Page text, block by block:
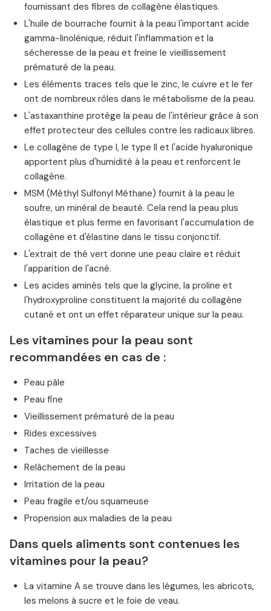
fournissant des fibres de collagène élastiques.
L'huile de bourrache fournit à la peau l'important acide
gamma-linolénique, réduit l'inflammation et la
sécheresse de la peau et freine le vieillissement
prématuré de la peau.
Les éléments traces tels que le zinc, le cuivre et le fer
ont de nombreux rôles dans le métabolisme de la peau.
L'astaxanthine protège la peau de l'intérieur grâce à son
effet protecteur des cellules contre les radicaux libres.
Le collagène de type I, le type II et l'acide hyaluronique
apportent plus d'humidité à la peau et renforcent le
collagène.
MSM (Méthyl Sulfonyl Méthane) fournit à la peau le
soufre, un minéral de beauté. Cela rend la peau plus
élastique et plus ferme en favorisant l'accumulation de
collagène et d'élastine dans le tissu conjonctif.
L'extrait de thé vert donne une peau claire et réduit
l'apparition de l'acné.
Les acides aminés tels que la glycine, la proline et
l'hydroxyproline constituent la majorité du collagène
cutané et ont un effet réparateur unique sur la peau.
Les vitamines pour la peau sont
recommandées en cas de :
Peau pâle
Peau fine
Vieillissement prématuré de la peau
Rides excessives
Taches de vieillesse
Relâchement de la peau
Irritation de la peau
Peau fragile et/ou squameuse
Propension aux maladies de la peau
Dans quels aliments sont contenues les
vitamines pour la peau?
La vitamine A se trouve dans les légumes, les abricots,
les melons à sucre et le foie de veau.